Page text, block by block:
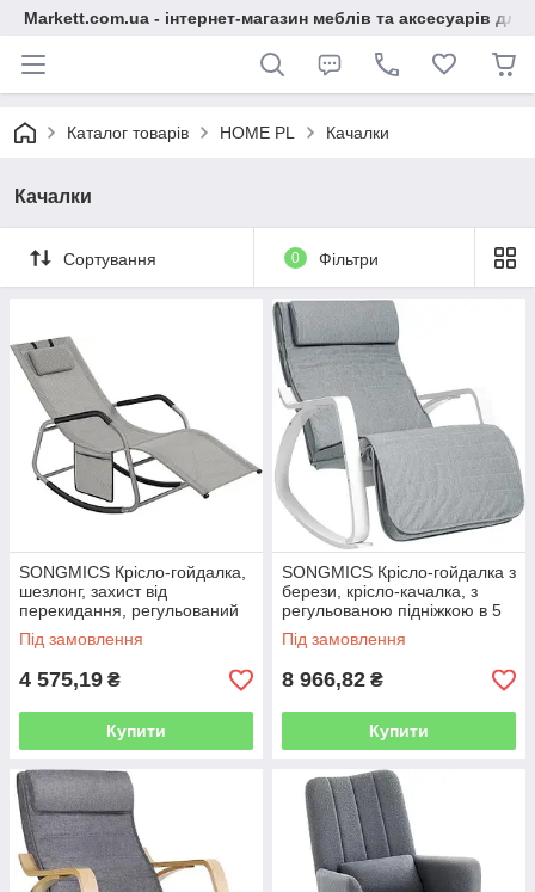
Markett.com.ua - інтернет-магазин меблів та аксесуарів для
Каталог товарів HOME PL Качалки
Качалки
Сортування 0 Фільтри
SONGMICS Крісло-гойдалка,
шезлонг, захист від
перекидання, регульований
підголівник, сталевий каркас,
дихаючий, бічна кишеня, 151
Під замовлення
4 575,19 ₴
Купити
SONGMICS Крісло-гойдалка з
берези, крісло-качалка, з
регульованою підніжкою в 5
кутах, імітація льону,
вантажопідйомність 150 кг,
Під замовлення
8 966,82 ₴
Купити